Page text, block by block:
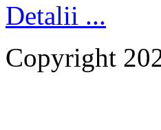
Detalii ...
Copyright